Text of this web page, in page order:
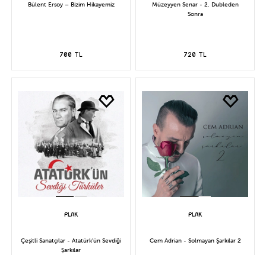
Bülent Ersoy – Bizim Hikayemiz
700 TL
Müzeyyen Senar - 2. Dubleden
Sonra
720 TL
Çeşitli Sanatçılar - Atatürk'ün Sevdiği
Şarkılar
Cem Adrian - Solmayan Şarkılar 2